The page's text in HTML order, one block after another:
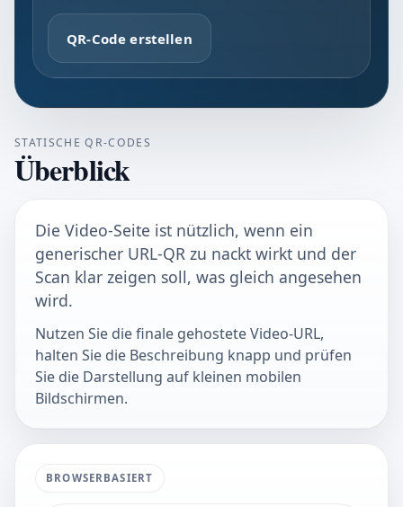
QR-Code erstellen
STATISCHE QR-CODES
Überblick
Die Video-Seite ist nützlich, wenn ein
generischer URL-QR zu nackt wirkt und der
Scan klar zeigen soll, was gleich angesehen
wird.
Nutzen Sie die finale gehostete Video-URL,
halten Sie die Beschreibung knapp und prüfen
Sie die Darstellung auf kleinen mobilen
Bildschirmen.
BROWSERBASIERT